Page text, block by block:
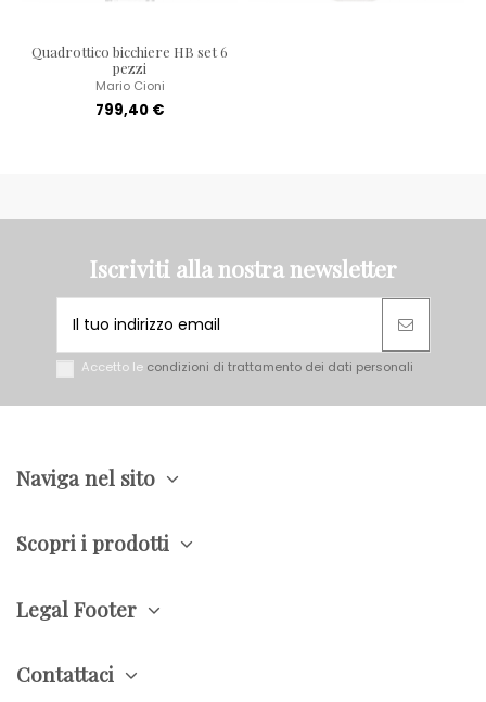
Quadrottico bicchiere HB set 6
pezzi
Mario Cioni
799,40 €
Iscriviti alla nostra newsletter
Accetto le condizioni di trattamento dei dati personali
Naviga nel sito
Scopri i prodotti
Legal Footer
Contattaci